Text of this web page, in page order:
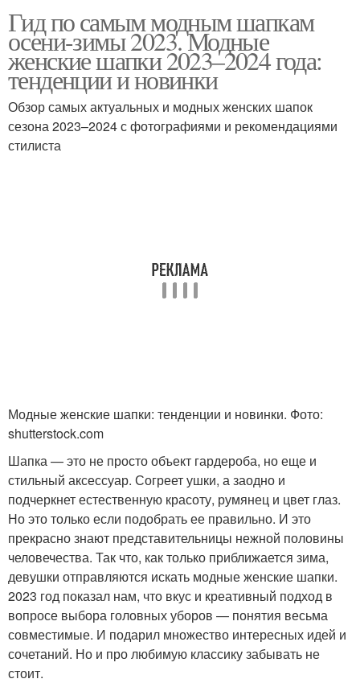
Шапки из меха
гладкошерстного меха
Прикольные шапки Шапки на зиму
Гид по самым модным шапкам
осени-зимы 2023. Модные
женские шапки 2023–2024 года:
тенденции и новинки
Обзор самых актуальных и модных женских шапок
сезона 2023–2024 с фотографиями и рекомендациями
стилиста
Модные женские шапки: тенденции и новинки. Фото:
shutterstock.com
Шапка — это не просто объект гардероба, но еще и
стильный аксессуар. Согреет ушки, а заодно и
подчеркнет естественную красоту, румянец и цвет глаз.
Но это только если подобрать ее правильно. И это
прекрасно знают представительницы нежной половины
человечества. Так что, как только приближается зима,
девушки отправляются искать модные женские шапки.
2023 год показал нам, что вкус и креативный подход в
вопросе выбора головных уборов — понятия весьма
совместимые. И подарил множество интересных идей и
сочетаний. Но и про любимую классику забывать не
стоит.